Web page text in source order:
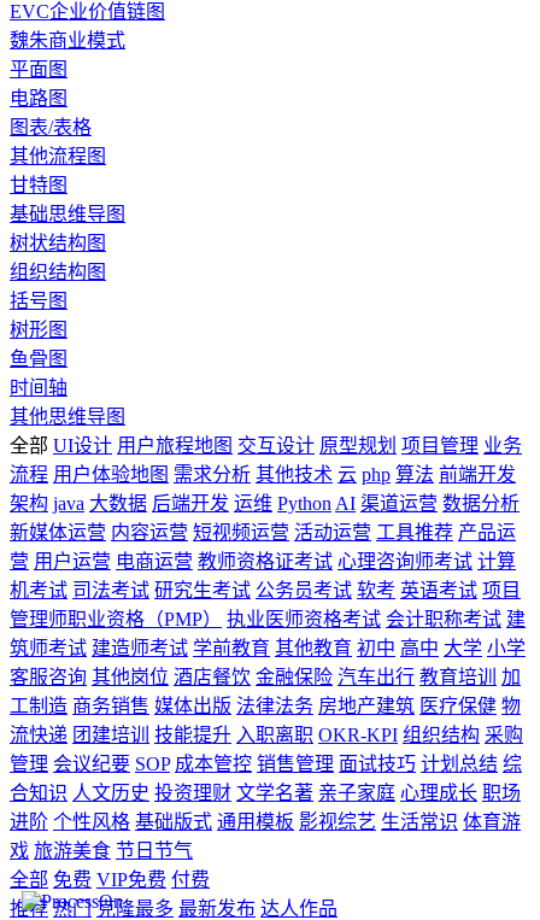
EVC企业价值链图
魏朱商业模式
平面图
电路图
图表/表格
其他流程图
甘特图
基础思维导图
树状结构图
组织结构图
括号图
树形图
鱼骨图
时间轴
其他思维导图
全部 UI设计 用户旅程地图 交互设计 原型规划 项目管理 业务
流程 用户体验地图 需求分析 其他技术 云 php 算法 前端开发
架构 java 大数据 后端开发 运维 Python AI 渠道运营 数据分析
新媒体运营 内容运营 短视频运营 活动运营 工具推荐 产品运
营 用户运营 电商运营 教师资格证考试 心理咨询师考试 计算
机考试 司法考试 研究生考试 公务员考试 软考 英语考试 项目
管理师职业资格（PMP）
执业医师资格考试 会计职称考试 建
筑师考试 建造师考试 学前教育 其他教育 初中 高中 大学 小学
客服咨询 其他岗位 酒店餐饮 金融保险 汽车出行 教育培训
加
工制造 商务销售 媒体出版 法律法务 房地产建筑 医疗保健 物
流快递 团建培训 技能提升 入职离职 OKR-KPI 组织结构 采购
管理 会议纪要 SOP 成本管控 销售管理 面试技巧 计划总结 综
合知识 人文历史 投资理财 文学名著 亲子家庭 心理成长 职场
进阶 个性风格 基础版式 通用模板 影视综艺 生活常识 体育游
戏 旅游美食 节日节气
全部 免费 VIP免费 付费
推荐 热门 克隆最多 最新发布 达人作品